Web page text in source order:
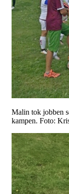
Malin tok jobben
kampen. Foto: